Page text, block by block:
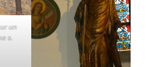
un
s.